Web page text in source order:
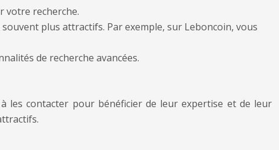
votre recherche.
plus attractifs. Par exemple, sur Leboncoin, vous
de recherche avancées.
les contacter pour bénéficier de leur expertise et de leur